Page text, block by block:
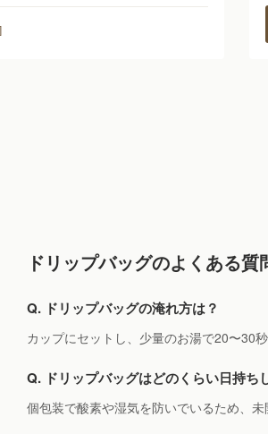
ドリップバッグのよくある質
Q. ドリップバッグの淹れ方は？
カップにセットし、少量のお湯で20〜30
Q. ドリップバッグはどのくらい日持ち
個包装で酸素や湿気を防いでいるため、